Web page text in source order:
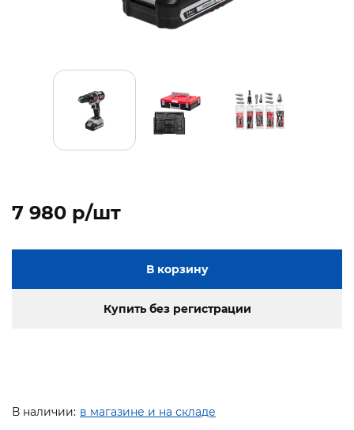
7 980 p/шт
В корзину
Купить без регистрации
В наличии: в магазине и на складе